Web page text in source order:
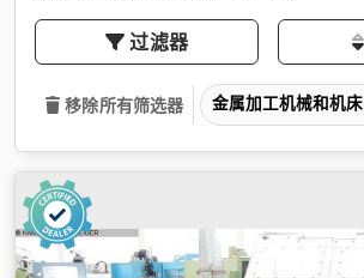
过滤器
移除所有筛选器 金属加工机械和机床